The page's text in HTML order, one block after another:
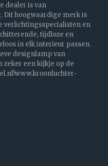
dealer is van
Dit hoogwaardige merk is
verlichtingsspecialisten en
tijdloze en
in elk interieur passen.
designlamp van
zeker een kijkje op de